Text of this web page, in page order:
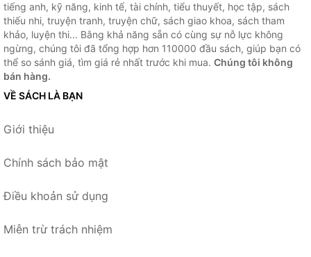
tiếng anh, kỹ năng, kinh tế, tài chính, tiểu thuyết, học tập, sách
thiếu nhi, truyện tranh, truyện chữ, sách giao khoa, sách tham
khảo, luyện thi... Bằng khả năng sẵn có cùng sự nỗ lực không
ngừng, chúng tôi đã tổng hợp hơn 110000 đầu sách, giúp bạn có
thể so sánh giá, tìm giá rẻ nhất trước khi mua. Chúng tôi không
bán hàng.
VỀ SÁCH LÀ BẠN
Giới thiệu
Chính sách bảo mật
Điều khoản sử dụng
Miễn trừ trách nhiệm